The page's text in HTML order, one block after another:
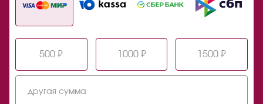
500 ₽ 1000 ₽ 1500 ₽